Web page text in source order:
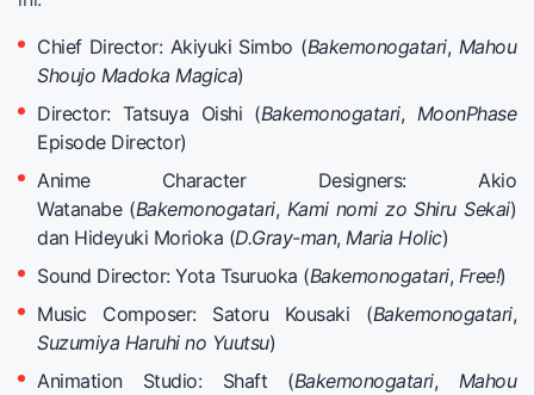
Chief Director: Akiyuki Simbo (Bakemonogatari, Mahou
Shoujo Madoka Magica)
Director: Tatsuya Oishi (Bakemonogatari, MoonPhase
Episode Director)
Anime Character Designers: Akio
Watanabe (Bakemonogatari, Kami nomi zo Shiru Sekai)
dan Hideyuki Morioka (D.Gray-man, Maria Holic)
Sound Director: Yota Tsuruoka (Bakemonogatari, Free!)
Music Composer: Satoru Kousaki (Bakemonogatari,
Suzumiya Haruhi no Yuutsu)
Animation Studio: Shaft (Bakemonogatari, Mahou